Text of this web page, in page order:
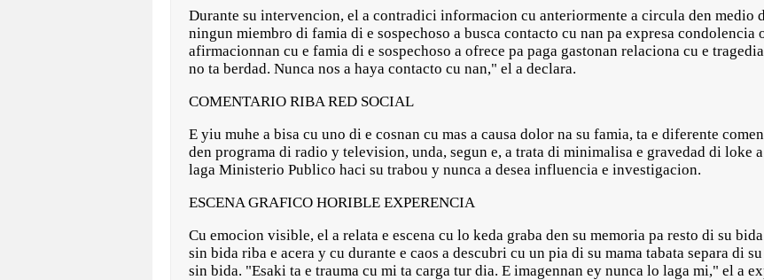
Durante su intervencion, el a contradici informacion cu anteriormente a circula den medio
ningun miembro di famia di e sospechoso a busca contacto cu nan pa expresa condolencia
afirmacionnan cu e famia di e sospechoso a ofrece pa paga gastonan relaciona cu e
no ta berdad. Nunca nos a haya contacto cu nan," el a declara.
COMENTARIO RIBA RED SOCIAL
E yiu muhe a bisa cu uno di e cosnan cu mas a causa dolor na su famia, ta e diferente
den programa di radio y television, unda, segun e, a trata di minimalisa e gravedad di loke
laga Ministerio Publico haci su trabou y nunca a desea influencia e investigacion.
ESCENA GRAFICO HORIBLE EXPERENCIA
Cu emocion visible, el a relata e escena cu lo keda graba den su memoria pa resto di su
sin bida riba e acera y cu durante e caos a descubri cu un pia di su mama tabata separa di
sin bida. "Esaki ta e trauma cu mi ta carga tur dia. E imagennan ey nunca lo laga mi," el a